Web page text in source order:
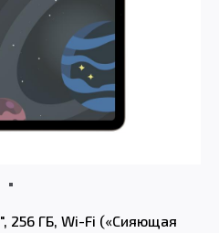
256 ГБ, Wi-Fi («Сияющая